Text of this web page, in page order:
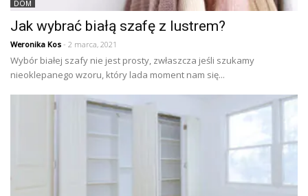
DOM
Jak wybrać białą szafę z lustrem?
Weronika Kos - 2 marca, 2021
Wybór białej szafy nie jest prosty, zwłaszcza jeśli szukamy
nieoklepanego wzoru, który lada moment nam się...